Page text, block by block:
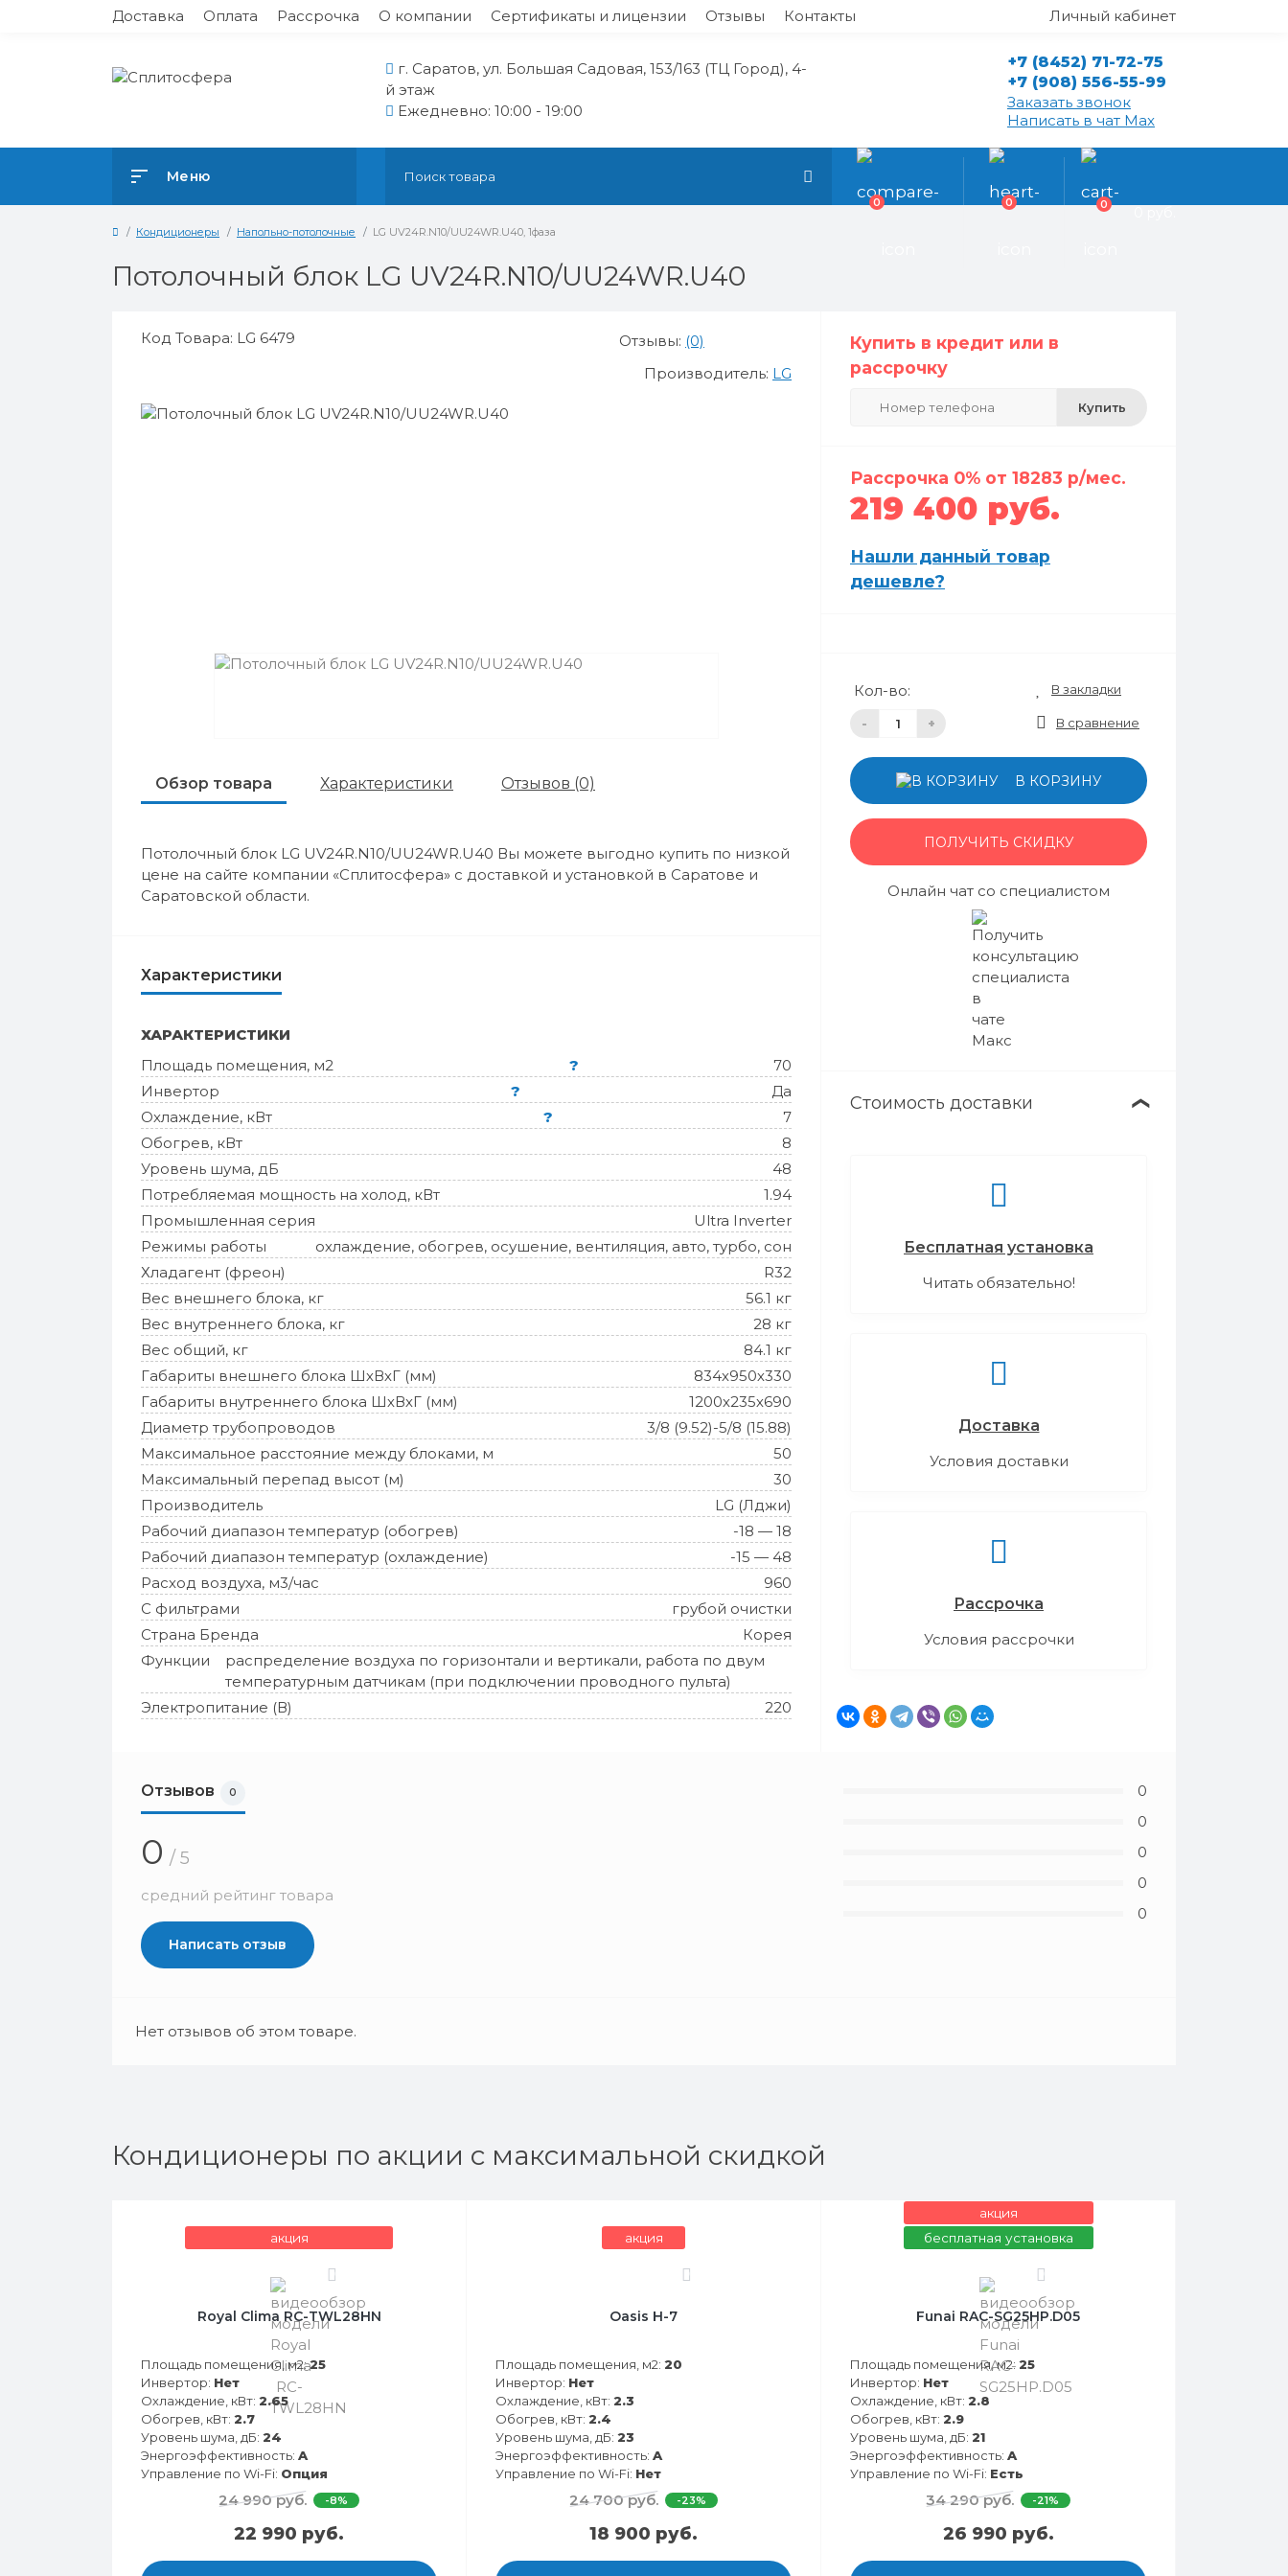
Доставка Оплата Рассрочка О компании Сертификаты и лицензии Отзывы Контакты Личный кабинет
г. Саратов, ул. Большая Садовая, 153/163 (ТЦ Город), 4-
й этаж
Ежедневно: 10:00 - 19:00
+7 (8452) 71-72-75
+7 (908) 556-55-99
Заказать звонок
Написать в чат Max
Меню
0 0 0
Кондиционеры Напольно-потолочные LG UV24R.N10/UU24WR.U40, 1фаза
Потолочный блок LG UV24R.N10/UU24WR.U40
Код Товара: LG 6479 Отзывы: (0)
Производитель: LG
Обзор товара Характеристики Отзывов (0)
Потолочный блок LG UV24R.N10/UU24WR.U40 Вы можете выгодно купить по низкой
цене на сайте компании «Сплитосфера» с доставкой и установкой в Саратове и
Саратовской области.
Характеристики
ХАРАКТЕРИСТИКИ
Площадь помещения, м2
?
70
Инвертор
?
Да
Охлаждение, кВт
?
7
Обогрев, кВт
8
Уровень шума, дБ
48
Потребляемая мощность на холод, кВт
1.94
Промышленная серия
Ultra Inverter
Режимы работы
охлаждение, обогрев, осушение, вентиляция, авто, турбо, сон
Хладагент (фреон)
R32
Вес внешнего блока, кг
56.1 кг
Вес внутреннего блока, кг
28 кг
Вес общий, кг
84.1 кг
Габариты внешнего блока ШхВхГ (мм)
834х950х330
Габариты внутреннего блока ШхВхГ (мм)
1200х235х690
Диаметр трубопроводов
3/8 (9.52)-5/8 (15.88)
Максимальное расстояние между блоками, м
50
Максимальный перепад высот (м)
30
Производитель
LG (Лджи)
Рабочий диапазон температур (обогрев)
-18 — 18
Рабочий диапазон температур (охлаждение)
-15 — 48
Расход воздуха, м3/час
960
С фильтрами
грубой очистки
Страна Бренда
Корея
Функции
распределение воздуха по горизонтали и вертикали, работа по двум
температурным датчикам (при подключении проводного пульта)
Электропитание (В)
220
Купить в кредит или в
рассрочку
Купить
Рассрочка 0% от 18283 р/мес.
219 400 руб.
Нашли данный товар
дешевле?
Кол-во:
- +
В закладки
В сравнение
В КОРЗИНУ
ПОЛУЧИТЬ СКИДКУ
Онлайн чат со специалистом
Стоимость доставки ❯
Бесплатная установка
Читать обязательно!
Доставка
Условия доставки
Рассрочка
Условия рассрочки
Отзывов 0
0 / 5
средний рейтинг товара
Написать отзыв
0
0
0
0
0
Нет отзывов об этом товаре.
Кондиционеры по акции с максимальной скидкой
акция
0
Royal Clima RC-TWL28HN
Площадь помещения, м2:25
Инвертор: Нет
Охлаждение, кВт: 2.65
Обогрев, кВт: 2.7
Уровень шума, дБ: 24
Энергоэффективность: A
Управление по Wi-Fi: Опция
24 990 руб. -8%
22 990 руб.
акция
0
Oasis H-7
Площадь помещения, м2: 20
Инвертор: Нет
Охлаждение, кВт: 2.3
Обогрев, кВт: 2.4
Уровень шума, дБ: 23
Энергоэффективность: A
Управление по Wi-Fi: Нет
24 700 руб. -23%
18 900 руб.
акция
бесплатная установка
0
Funai RAC-SG25HP.D05
Площадь помещения, м2:25
Инвертор: Нет
Охлаждение, кВт: 2.8
Обогрев, кВт: 2.9
Уровень шума, дБ: 21
Энергоэффективность: A
Управление по Wi-Fi: Есть
34 290 руб. -21%
26 990 руб.